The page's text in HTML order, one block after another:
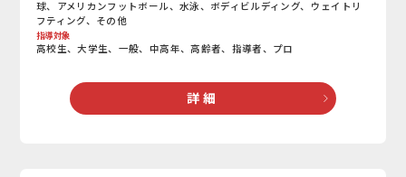
球、アメリカンフットボール、水泳、ボディビルディング、ウェイトリ
フティング、その他
指導対象
高校生、大学生、一般、中高年、高齢者、指導者、プロ
詳 細